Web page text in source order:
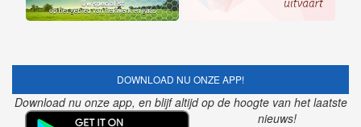
DOWNLOAD NU ONZE APP!
Download nu onze app, en blijf altijd op de hoogte van het laatste
nieuws!